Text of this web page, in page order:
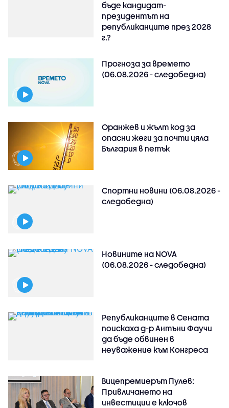
бъде кандидат-
президентът на
републиканците през 2028
г.?
Прогноза за времето
(06.08.2026 - следобедна)
Оранжев и жълт код за
опасни жеги за почти цяла
България в петък
Спортни новини (06.08.2026 -
следобедна)
Новините на NOVA
(06.08.2026 - следобедна)
Републиканците в Сената
поискаха д-р Антъни Фаучи
да бъде обвинен в
неуважение към Конгреса
Вицепремиерът Пулев:
Привличането на
инвестиции е ключов